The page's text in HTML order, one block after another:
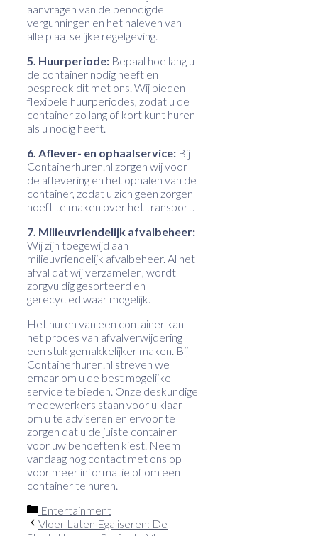
aanvragen van de benodigde
vergunningen en het naleven van
alle plaatselijke regelgeving.
5. Huurperiode: Bepaal hoe lang u
de container nodig heeft en
bespreek dit met ons. Wij bieden
flexibele huurperiodes, zodat u de
container zo lang of kort kunt huren
als u nodig heeft.
6. Aflever- en ophaalservice: Bij
Containerhuren.nl zorgen wij voor
de aflevering en het ophalen van de
container, zodat u zich geen zorgen
hoeft te maken over het transport.
7. Milieuvriendelijk afvalbeheer:
Wij zijn toegewijd aan
milieuvriendelijk afvalbeheer. Al het
afval dat wij verzamelen, wordt
zorgvuldig gesorteerd en
gerecycled waar mogelijk.
Het huren van een container kan
het proces van afvalverwijdering
een stuk gemakkelijker maken. Bij
Containerhuren.nl streven we
ernaar om u de best mogelijke
service te bieden. Onze deskundige
medewerkers staan voor u klaar
om u te adviseren en ervoor te
zorgen dat u de juiste container
voor uw behoeften kiest. Neem
vandaag nog contact met ons op
voor meer informatie of om een
container te huren.
Categorieën
Entertainment
Vloer Laten Egaliseren: De